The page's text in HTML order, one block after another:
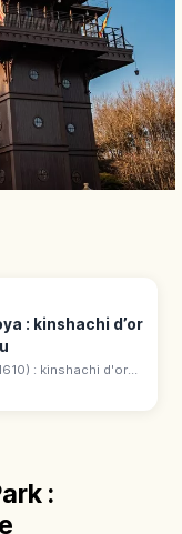
: kinshachi d’or
: kinshachi d'or
restauré en
: